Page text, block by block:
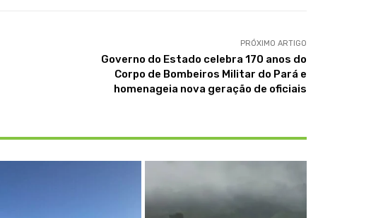
PRÓXIMO ARTIGO
Governo do Estado celebra 170 anos do
Corpo de Bombeiros Militar do Pará e
homenageia nova geração de oficiais